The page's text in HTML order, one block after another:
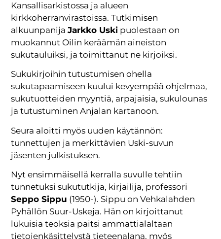
Kansallisarkistossa ja alueen
kirkkoherranvirastoissa. Tutkimisen
alkuunpanijaJarkko Uski puolestaan on
muokannut Oilin keräämän aineiston
sukutauluiksi, ja toimittanut ne kirjoiksi.
Sukukirjoihin tutustumisen ohella
sukutapaamiseen kuului kevyempää ohjelmaa,
sukutuotteiden myyntiä, arpajaisia, sukulounas
ja tutustuminen Anjalan kartanoon.
Seura aloitti myös uuden käytännön:
tunnettujen ja merkittävien Uski-suvun
jäsenten julkistuksen.
Nyt ensimmäisellä kerralla suvulle tehtiin
tunnetuksi sukututkija, kirjailija, professori
Seppo Sippu (1950-). Sippu on Vehkalahden
Pyhällön Suur-Uskeja. Hän on kirjoittanut
lukuisia teoksia paitsi ammattialaltaan
tietojenkäsittelystä tieteenalana, myös